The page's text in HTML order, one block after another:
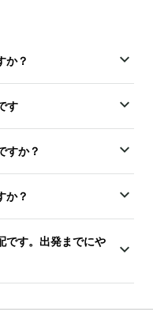
か？
す
すか？
か？
です。出発までにや